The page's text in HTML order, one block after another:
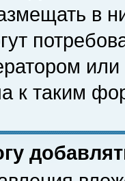
в
к таким